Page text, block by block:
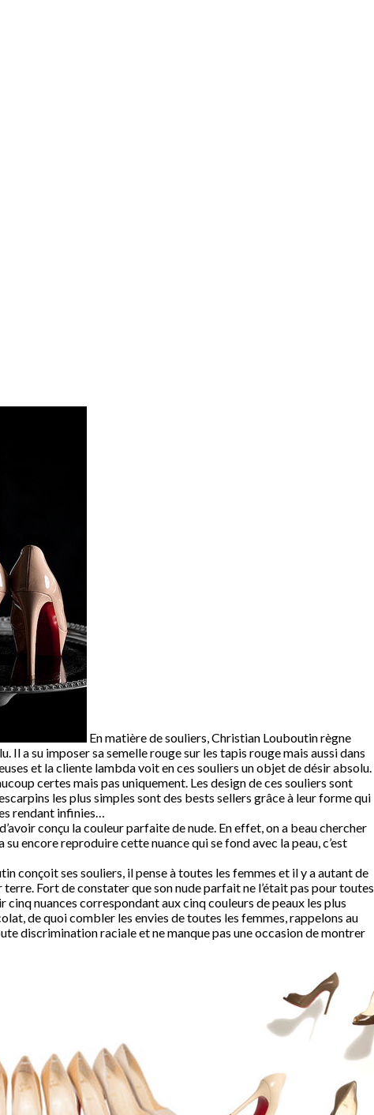
En matière de souliers, Christian Louboutin règne
Il a su imposer sa semelle rouge sur les tapis rouge mais aussi dans
et la cliente lambda voit en ces souliers un objet de désir absolu.
certes mais pas uniquement. Les design de ces souliers sont
les plus simples sont des bests sellers grâce à leur forme qui
rendant infinies…
conçu la couleur parfaite de nude. En effet, on a beau chercher
su encore reproduire cette nuance qui se fond avec la peau, c’est
conçoit ses souliers, il pense à toutes les femmes et il y a autant de
terre. Fort de constater que son nude parfait ne l’était pas pour toutes
cinq nuances correspondant aux cinq couleurs de peaux les plus
de quoi combler les envies de toutes les femmes, rappelons au
discrimination raciale et ne manque pas une occasion de montrer